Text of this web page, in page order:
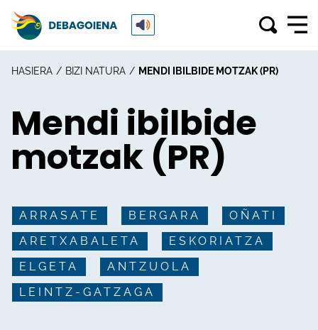
HASIERA BIZI NATURA MENDI IBILBIDE MOTZAK (PR)
Mendi ibilbide
motzak (PR)
ARRASATE BERGARA
OÑATI
ARETXABALETA
ESKORIATZA
ELGETA
ANTZUOLA
LEINTZ-GATZAGA